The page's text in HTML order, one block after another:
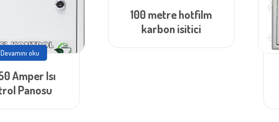
Devamını oku
Amper Isı
Panosu
100 metre hotfilm
karbon isitici